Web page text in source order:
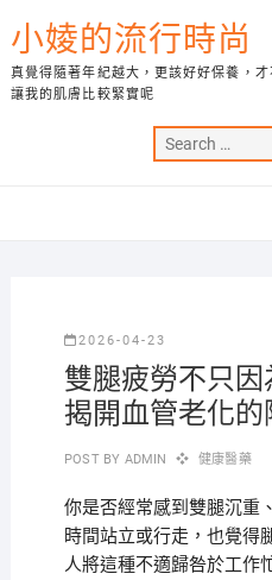
to
content
小婈的流行時尚
真覺得隨著年紀越大，更該好好保養，
讓我的肌膚比較緊實呢
2026-04-23
雙腿疲勞不只
揭開血管老化的
POST BY ADMIN 健康醫藥
你是否經常感到雙腿沉重
時間站立或行走，也覺得
人將這種不適歸咎於工作